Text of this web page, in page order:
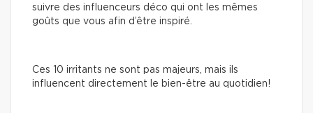
suivre des influenceurs déco qui ont les mêmes
goûts que vous afin d’être inspiré.
Ces 10 irritants ne sont pas majeurs, mais ils
influencent directement le bien-être au quotidien!